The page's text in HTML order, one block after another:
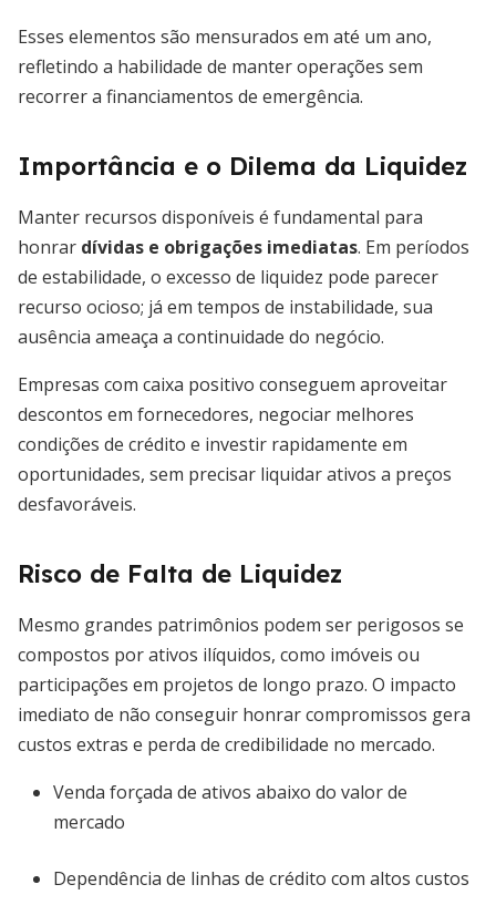
Esses elementos são mensurados em até um ano,
refletindo a habilidade de manter operações sem
recorrer a financiamentos de emergência.
Importância e o Dilema da Liquidez
Manter recursos disponíveis é fundamental para
honrar dívidas e obrigações imediatas. Em períodos
de estabilidade, o excesso de liquidez pode parecer
recurso ocioso; já em tempos de instabilidade, sua
ausência ameaça a continuidade do negócio.
Empresas com caixa positivo conseguem aproveitar
descontos em fornecedores, negociar melhores
condições de crédito e investir rapidamente em
oportunidades, sem precisar liquidar ativos a preços
desfavoráveis.
Risco de Falta de Liquidez
Mesmo grandes patrimônios podem ser perigosos se
compostos por ativos ilíquidos, como imóveis ou
participações em projetos de longo prazo. O impacto
imediato de não conseguir honrar compromissos gera
custos extras e perda de credibilidade no mercado.
Venda forçada de ativos abaixo do valor de
mercado
Dependência de linhas de crédito com altos custos